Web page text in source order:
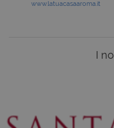
www.latuacasaaroma.it
I